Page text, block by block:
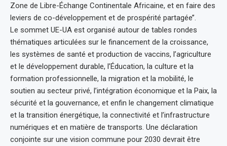
Zone de Libre-Échange Continentale Africaine, et en faire des
leviers de co-développement et de prospérité partagée’’.
Le sommet UE-UA est organisé autour de tables rondes
thématiques articulées sur le financement de la croissance,
les systèmes de santé et production de vaccins, l’agriculture
et le développement durable, l’Éducation, la culture et la
formation professionnelle, la migration et la mobilité, le
soutien au secteur privé, l’intégration économique et la Paix, la
sécurité et la gouvernance, et enfin le changement climatique
et la transition énergétique, la connectivité et l’infrastructure
numériques et en matière de transports. Une déclaration
conjointe sur une vision commune pour 2030 devrait être